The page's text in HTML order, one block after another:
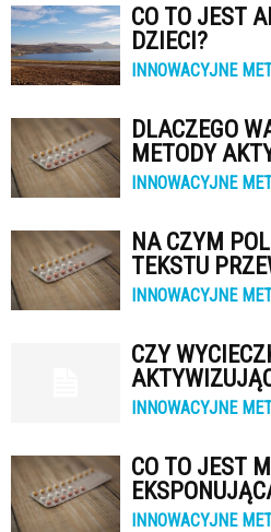
CO TO JEST
DZIECI?
INNOWACYJNE
DLACZEGO
METODY
INNOWACYJNE
NA CZYM
TEKSTU
INNOWACYJNE
CZY
INNOWACYJNE
CO TO JEST
INNOWACYJNE